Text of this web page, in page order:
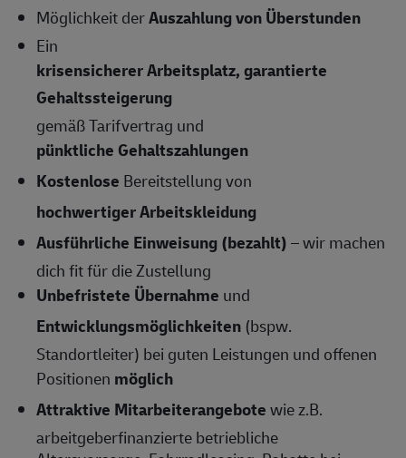
Möglichkeit derAuszahlung von Überstunden
Ein
krisensicherer Arbeitsplatz, garantierte
Gehaltssteigerung
gemäß Tarifvertrag und
pünktliche Gehaltszahlungen
Kostenlose Bereitstellung von
hochwertiger Arbeitskleidung
Ausführliche Einweisung (bezahlt)– wir machen
dich fit für die Zustellung
Unbefristete Übernahme und
Entwicklungsmöglichkeiten (bspw.
Standortleiter) bei guten Leistungen und offenen
Positionen möglich
Attraktive Mitarbeiterangebotewie z.B.
arbeitgeberfinanzierte betriebliche